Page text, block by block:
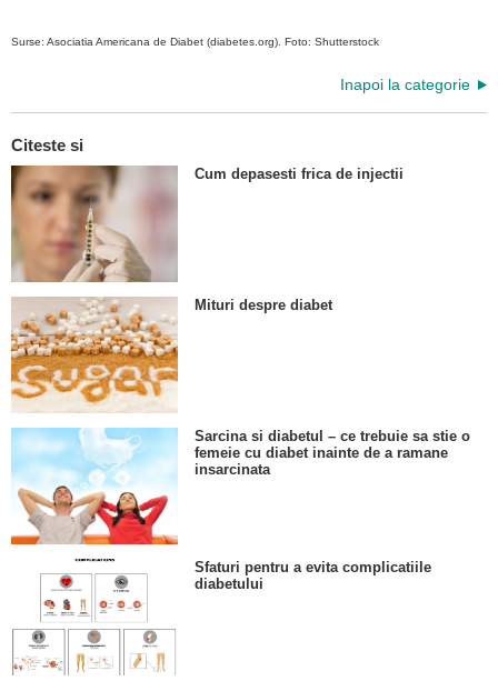
Surse: Asociatia Americana de Diabet (diabetes.org). Foto: Shutterstock
Inapoi la categorie
Citeste si
Cum depasesti frica de injectii
Mituri despre diabet
Sarcina si diabetul – ce trebuie sa stie o
femeie cu diabet inainte de a ramane
insarcinata
Sfaturi pentru a evita complicatiile
diabetului